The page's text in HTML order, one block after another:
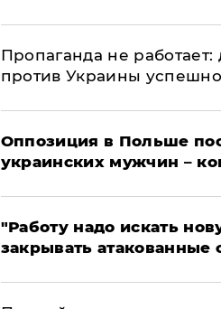
​Пропаганда не
против Украины
Оппозиция в Польше
украинских мужчин –
"Работу надо искать
закрывать атакованные